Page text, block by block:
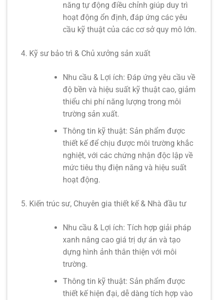
năng tự động điều chỉnh giúp duy trì
hoạt động ổn định, đáp ứng các yêu
cầu kỹ thuật của các cơ sở quy mô lớn.
Kỹ sư bảo trì & Chủ xưởng sản xuất
Nhu cầu & Lợi ích: Đáp ứng yêu cầu về
độ bền và hiệu suất kỹ thuật cao, giảm
thiểu chi phí năng lượng trong môi
trường sản xuất.
Thông tin kỹ thuật: Sản phẩm được
thiết kế để chịu được môi trường khắc
nghiệt, với các chứng nhận độc lập về
mức tiêu thụ điện năng và hiệu suất
hoạt động.
Kiến trúc sư, Chuyên gia thiết kế & Nhà đầu tư
Nhu cầu & Lợi ích: Tích hợp giải pháp
xanh nâng cao giá trị dự án và tạo
dựng hình ảnh thân thiện với môi
trường.
Thông tin kỹ thuật: Sản phẩm được
thiết kế hiện đại, dễ dàng tích hợp vào